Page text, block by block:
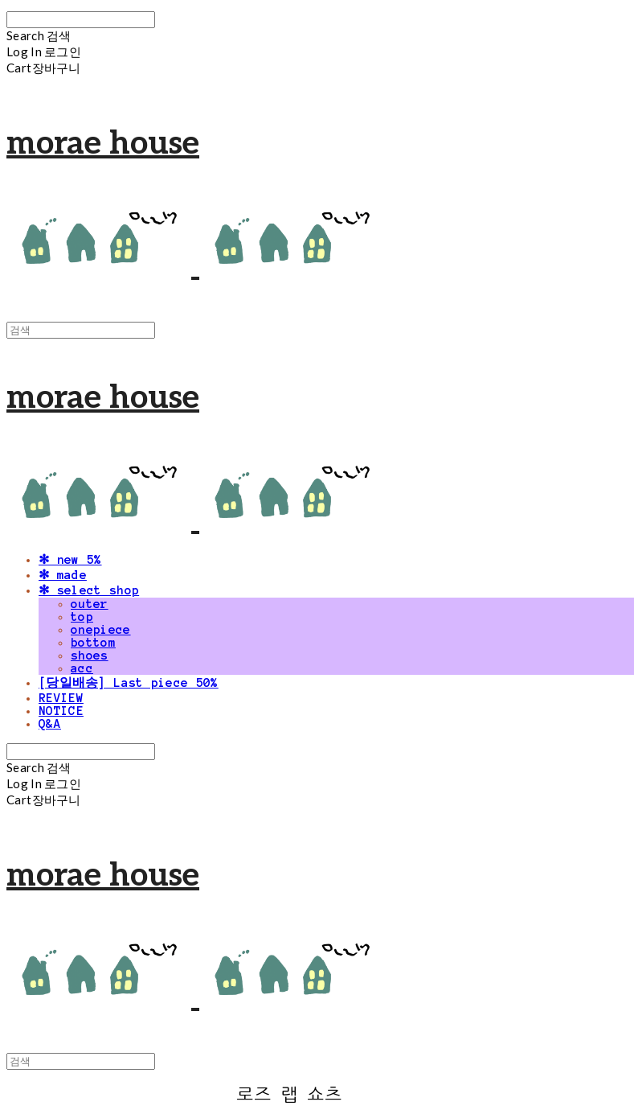
Search 검색
Log In 로그인
Cart장바구니
morae house
morae house
✻ new 5%
✻ made
✻ select shop
outer
top
onepiece
bottom
shoes
acc
[당일배송] Last piece 50%
REVIEW
NOTICE
Q&A
Search 검색
Log In 로그인
Cart장바구니
morae house
로즈 랩 쇼츠